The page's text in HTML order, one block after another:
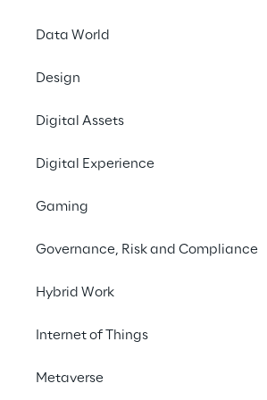
Data World
Design
Digital Assets
Digital Experience
Gaming
Governance, Risk and Compliance
Hybrid Work
Internet of Things
Metaverse
#Managed services
attività in cloud
vincolare